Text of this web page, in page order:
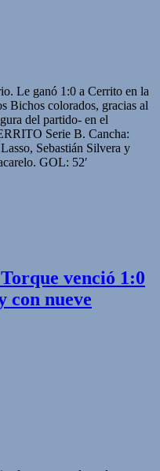
Le ganó 1:0 a Cerrito en la
Bichos colorados, gracias al
del partido- en el
Serie B. Cancha:
Sebastián Silvera y
GOL: 52′
venció 1:0
con nueve